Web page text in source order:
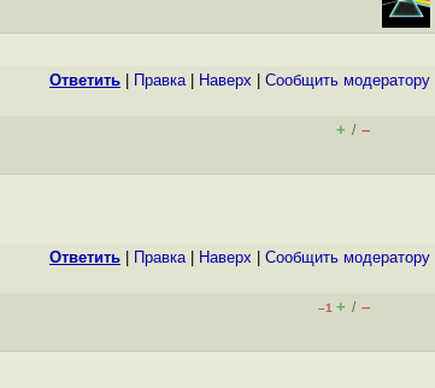
Ответить Правка| Наверх Cообщить модератору
+ / –
Ответить Правка| Наверх Cообщить модератору
–1 + / –